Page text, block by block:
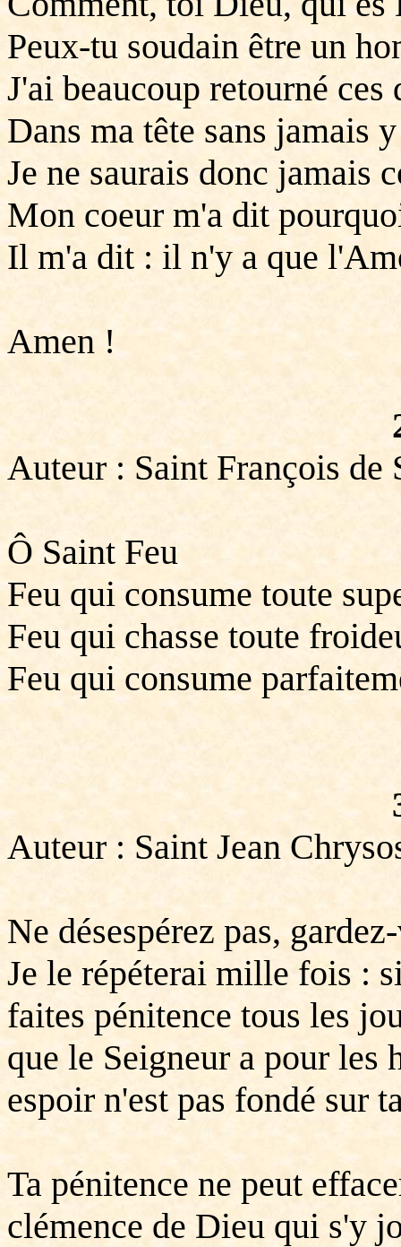
Peux-tu soudain être un
J'ai beaucoup retourné ces
Dans ma tête sans jamais
Je ne saurais donc jamais
Mon coeur m'a dit
Il m'a dit : il n'y a que
Amen !
Auteur : Saint François de
Ô Saint Feu
Feu qui consume toute
Feu qui chasse toute
Feu qui consume
Auteur : Saint Jean
Ne désespérez pas,
Je le répéterai mille fois :
faites pénitence tous les
que le Seigneur a pour les
espoir n'est pas fondé sur
Ta pénitence ne peut
clémence de Dieu qui s'y